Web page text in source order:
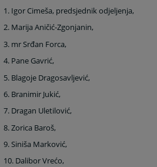
1. Igor Cimeša, predsjednik odjeljenja,
2. Marija Aničić-Zgonjanin,
3. mr Srđan Forca,
4. Pane Gavrić,
5. Blagoje Dragosavljević,
6. Branimir Jukić,
7. Dragan Uletilović,
8. Zorica Baroš,
9. Siniša Marković,
10. Dalibor Vrećo,